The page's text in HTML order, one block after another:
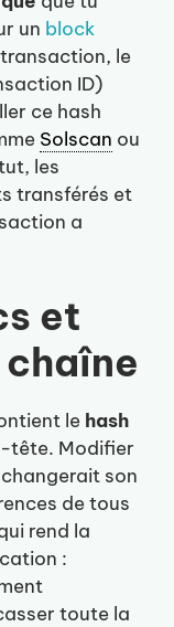
un block
le
ID)
ce hash
Solscan ou
les
transférés et
a
et
le hash
tête. Modifier
son
de tous
rend la
:
toute la